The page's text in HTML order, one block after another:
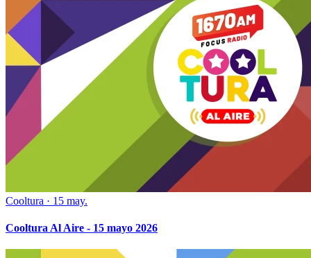
Cooltura · 15 may.
Cooltura Al Aire - 15 mayo 2026